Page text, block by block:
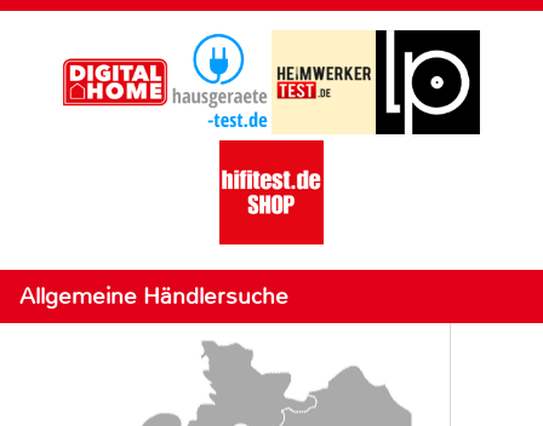
Allgemeine Händlersuche